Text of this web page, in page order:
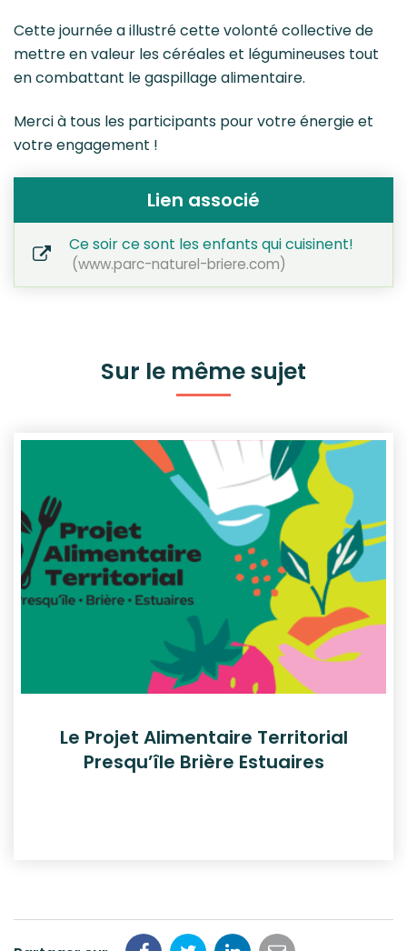
Cette journée a illustré cette volonté collective de
mettre en valeur les céréales et légumineuses tout
en combattant le gaspillage alimentaire.
Merci à tous les participants pour votre énergie et
votre engagement !
Lien associé
Ce soir ce sont les enfants qui cuisinent!
www.parc-naturel-briere.com
Sur le même sujet
Le Projet Alimentaire Territorial
Presqu’île Brière Estuaires